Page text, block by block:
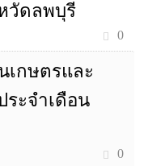
วัดลพบุรี
0
เกษตรและ
ะจำเดือน
0